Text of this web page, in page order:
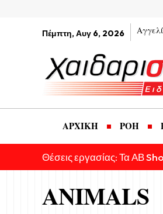
Πέμπτη, Αυγ 6, 2026
ΑΡΧΙΚΗ ΡΟΗ
Θέσεις εργασίας: Τα ΑΒ
ANIMALS